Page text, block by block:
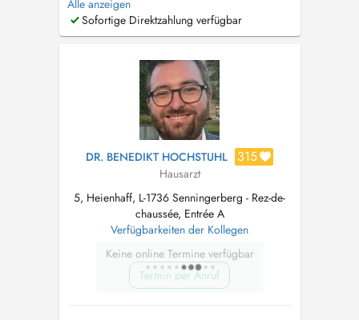
septembre 2026. Ech sinn net do vum 7. bis
dem 16. August an vum 21. bis dem 27
Alle anzeigen
Sofortige Direktzahlung verfügbar
DR. BENEDIKT HOCHSTUHL 315
Hausarzt
5, Heienhaff, L-1736 Senningerberg - Rez-de-
chaussée, Entrée A
Verfügbarkeiten der Kollegen
Keine online Termine verfügbar
Termin per Anruf